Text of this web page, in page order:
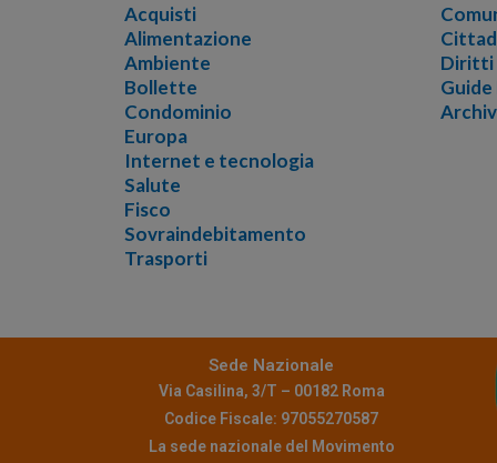
Acquisti
Alimentazione
Ambiente
Bollette
Condominio
Europa
Internet e tecnologia
Salute
Fisco
Sovraindebitamento
Trasporti
Diritti
Sede Nazionale
Via Casilina, 3/T – 00182 Roma
Codice Fiscale: 97055270587
La sede nazionale del Movimento